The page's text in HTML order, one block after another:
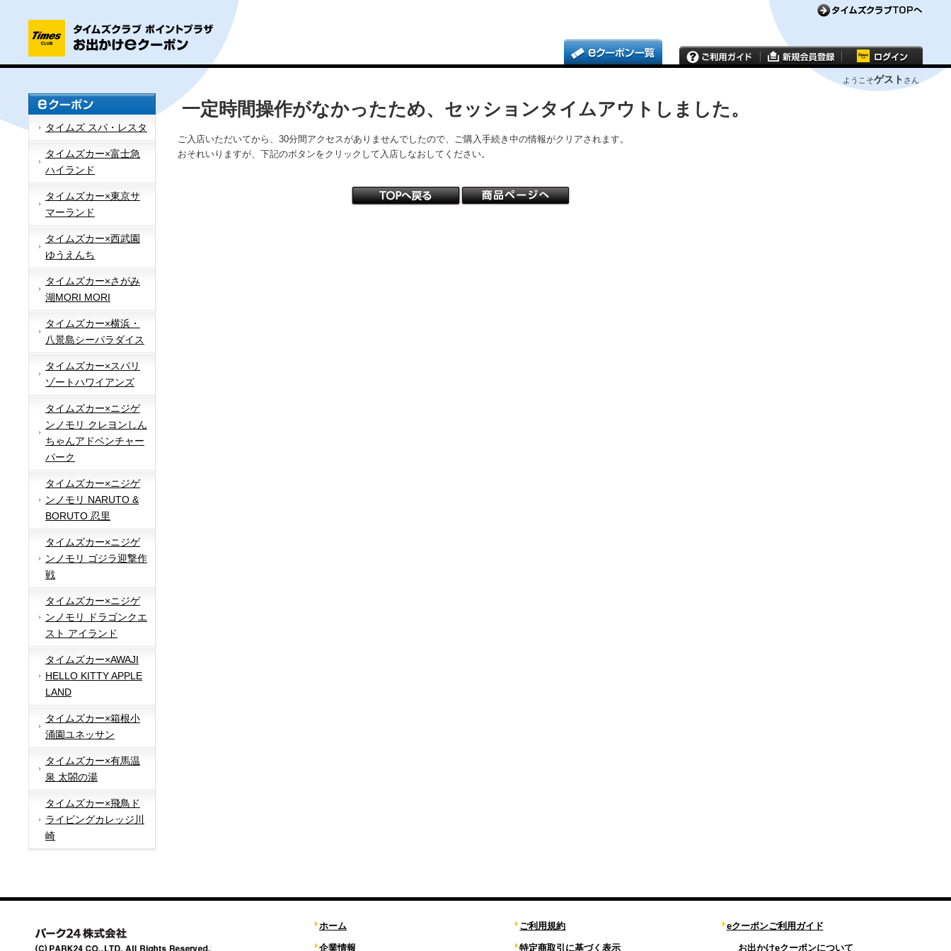
ようこそゲスト さん
タイムズ スパ・レスタ
タイムズカー×富士急
ハイランド
タイムズカー×東京サ
マーランド
タイムズカー×西武園
ゆうえんち
タイムズカー×さがみ
湖MORI MORI
タイムズカー×横浜・
八景島シーパラダイス
タイムズカー×スパリ
ゾートハワイアンズ
タイムズカー×ニジゲ
ンノモリ クレヨンしん
ちゃんアドベンチャー
パーク
タイムズカー×ニジゲ
ンノモリ NARUTO &
BORUTO 忍里
タイムズカー×ニジゲ
ンノモリ ゴジラ迎撃作
戦
タイムズカー×ニジゲ
ンノモリ ドラゴンクエ
スト アイランド
タイムズカー×AWAJI
HELLO KITTY APPLE
LAND
タイムズカー×箱根小
涌園ユネッサン
タイムズカー×有馬温
泉 太閤の湯
タイムズカー×飛鳥ド
ライビングカレッジ川
崎
一定時間操作がなかったため、セッションタイムアウトしました。
ご入店いただいてから、30分間アクセスがありませんでしたので、ご購入手続き中の情報がクリアされます。
おそれいりますが、下記のボタンをクリックして入店しなおしてください。
ホーム
企業情報
ご利用規約
特定商取引に基づく表示
eクーポンご利用ガイド
お出かけeクーポンについて